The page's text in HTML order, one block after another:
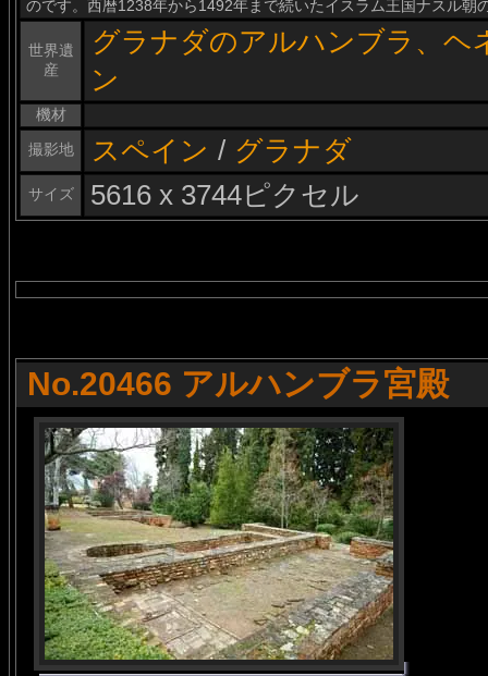
のです。西暦1238年から1492年まで続いたイスラム王国ナスル朝
世界遺
産
グラナダのアルハンブラ、ヘ
ン
機材
撮影地
スペイン / グラナダ
サイズ 5616 x 3744ピクセル
No.20466 アルハンブラ宮殿